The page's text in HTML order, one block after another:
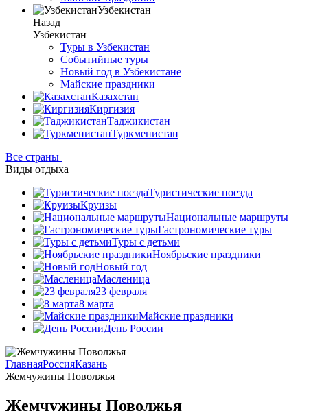
Узбекистан
Назад
Узбекистан
Туры в Узбекистан
Событийные туры
Новый год в Узбекистане
Майские праздники
Казахстан
Киргизия
Таджикистан
Туркменистан
Все страны
Виды отдыха
Туристические поезда
Круизы
Национальные маршруты
Гастрономические туры
Туры с детьми
Ноябрьские праздники
Новый год
Масленица
23 февраля
8 марта
Майские праздники
День России
ГлавнаяРоссияКазань
Жемчужины Поволжья
Жемчужины Поволжья